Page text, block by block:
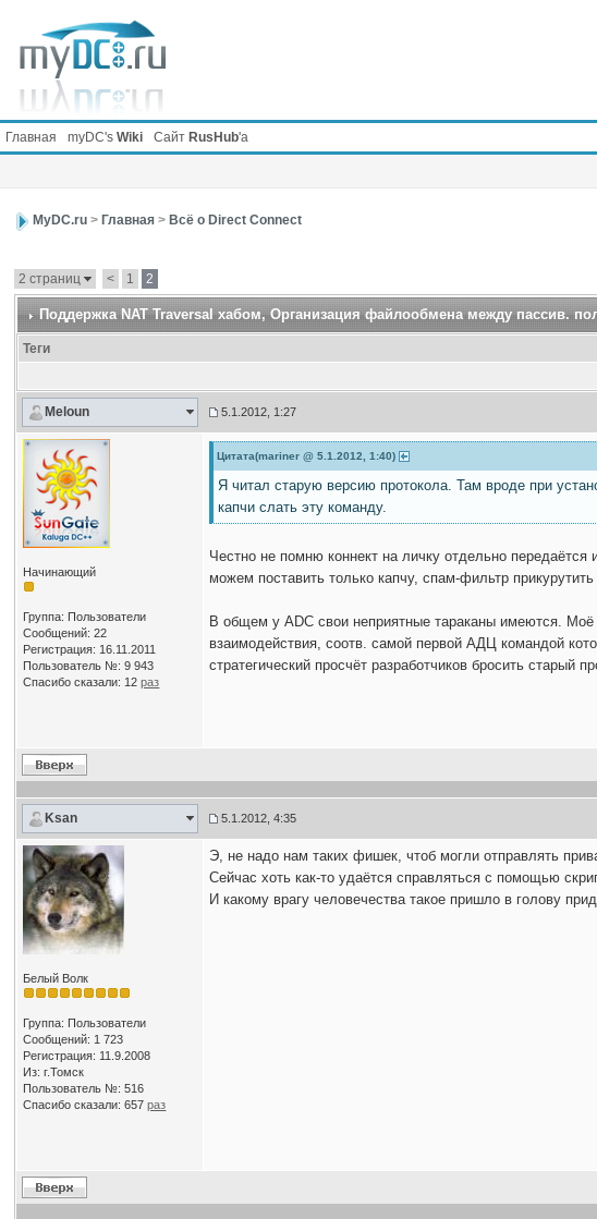
Главная myDC's Wiki Сайт RusHub'а
MyDC.ru > Главная > Всё о Direct Connect
2 страниц < 1 2
Поддержка NAT Traversal хабом, Организация файлообмена между пассив.
Теги
Meloun 5.1.2012, 1:27
Начинающий
Группа: Пользователи
Сообщений: 22
Регистрация: 16.11.2011
Пользователь №: 9 943
Спасибо сказали: 12 раз
Цитата(mariner @ 5.1.2012, 1:40)
Я читал старую версию протокола. Там вроде при
капчи слать эту команду.
Честно не помню коннект на личку отдельно
можем поставить только капчу, спам-фильтр
В общем у ADC свои неприятные тараканы имеются. Моё
взаимодействия, соотв. самой первой АДЦ командой
стратегический просчёт разработчиков бросить
Ksan 5.1.2012, 4:35
Белый Волк
Группа: Пользователи
Сообщений: 1 723
Регистрация: 11.9.2008
Из: г.Томск
Пользователь №: 516
Спасибо сказали:657 раз
Э, не надо нам таких фишек, чтоб могли отправлять
Сейчас хоть как-то удаётся справляться с помощью
И какому врагу человечества такое пришло в голову